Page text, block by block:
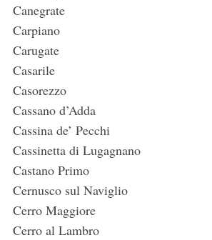
Canegrate
Carpiano
Carugate
Casarile
Casorezzo
Cassano d’Adda
Cassina de’ Pecchi
Cassinetta di Lugagnano
Castano Primo
Cernusco sul Naviglio
Cerro Maggiore
Cerro al Lambro